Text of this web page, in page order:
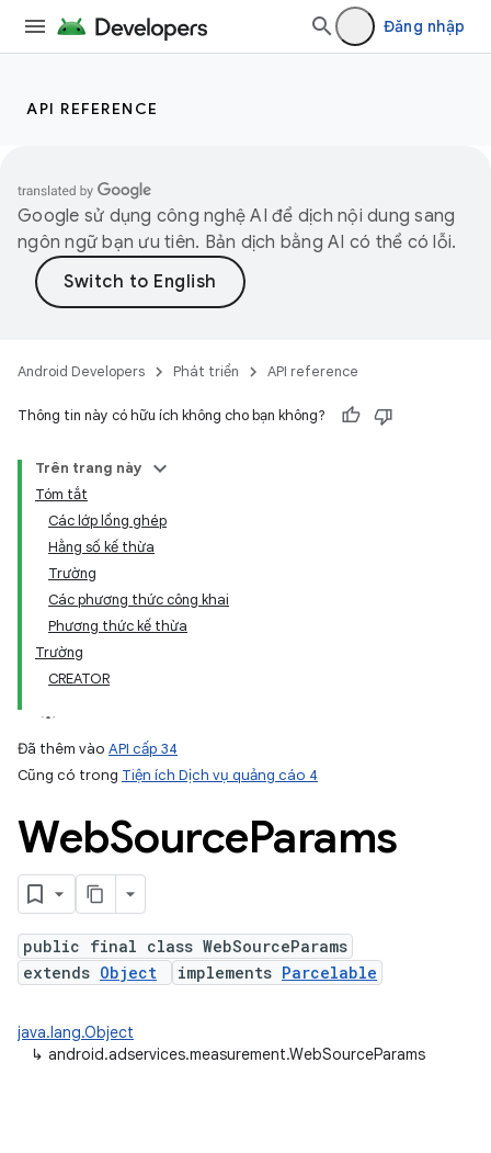
Đăng nhập
API REFERENCE
Google sử dụng công nghệ AI để dịch nội dung sang
ngôn ngữ bạn ưu tiên. Bản dịch bằng AI có thể có lỗi.
Android Developers Phát triển API reference
Thông tin này có hữu ích không cho bạn không?
Trên trang này
Tóm tắt
Các lớp lồng ghép
Hằng số kế thừa
Trường
Các phương thức công khai
Phương thức kế thừa
Trường
CREATOR
Đã thêm vào API cấp 34
Cũng có trong Tiện ích Dịch vụ quảng cáo 4
WebSourceParams
public final class WebSourceParams
extends Object implements Parcelable
java.lang.Object
↳ android.adservices.measurement.WebSourceParams